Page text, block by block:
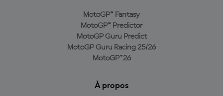
MotoGP™ Fantasy
MotoGP™ Predictor
MotoGP Guru Predict
MotoGP Guru Racing 25/26
MotoGP™26
À propos